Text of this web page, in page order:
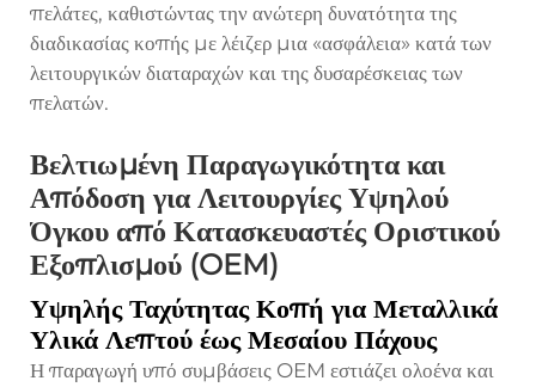
πελάτες, καθιστώντας την ανώτερη δυνατότητα της
διαδικασίας κοπής με λέιζερ μια «ασφάλεια» κατά των
λειτουργικών διαταραχών και της δυσαρέσκειας των
πελατών.
Βελτιωμένη Παραγωγικότητα και
Απόδοση για Λειτουργίες Υψηλού
Όγκου από Κατασκευαστές Οριστικού
Εξοπλισμού (OEM)
Υψηλής Ταχύτητας Κοπή για Μεταλλικά
Υλικά Λεπτού έως Μεσαίου Πάχους
Η παραγωγή υπό συμβάσεις OEM εστιάζει ολοένα και